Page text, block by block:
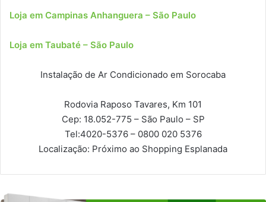
Loja em Campinas Anhanguera – São Paulo
Loja em Taubaté – São Paulo
Instalação de Ar Condicionado em Sorocaba
Rodovia Raposo Tavares, Km 101
Cep: 18.052-775 – São Paulo – SP
Tel:4020-5376 – 0800 020 5376
Localização: Próximo ao Shopping Esplanada